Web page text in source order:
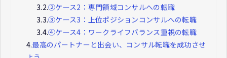
3.2.②ケース2：専門領域コンサルへの転職
3.3.③ケース3：上位ポジションコンサルへの転職
3.4.④ケース4：ワークライフバランス重視の転職
4.最高のパートナーと出会い、コンサル転職を成功させ